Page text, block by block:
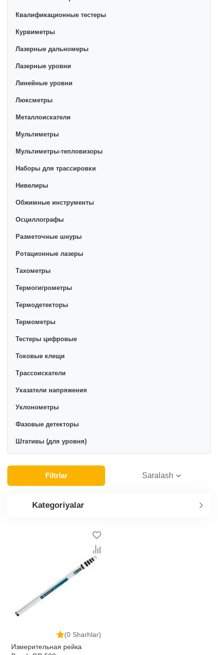
Квалификационные тестеры
Курвиметры
Лазерные дальномеры
Лазерные уровни
Линейные уровни
Люксметры
Металлоискатели
Мультиметры
Мультиметры-тепловизоры
Наборы для трассировки
Нивелиры
Обжимные инструменты
Осциллографы
Разметочные шнуры
Ротационные лазеры
Тахометры
Термогигрометры
Термодетекторы
Термометры
Тестеры цифровые
Токовые клещи
Трассоискатели
Указатели напряжения
Уклонометры
Фазовые детекторы
Штативы (для уровня)
Filtrlar Saralash
Kategoriyalar
(0 Sharhlar)
Измерительная рейка